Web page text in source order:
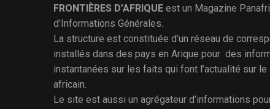
FRONTIÈRES D’AFRIQUE est un Magazine
d’Informations Générales.
La structure est constituée d’un réseau de
installés dans des pays en Arique pour des
instantanées sur les faits qui font l’actualité sur le
africain.
Le site est aussi un agrégateur d’informations